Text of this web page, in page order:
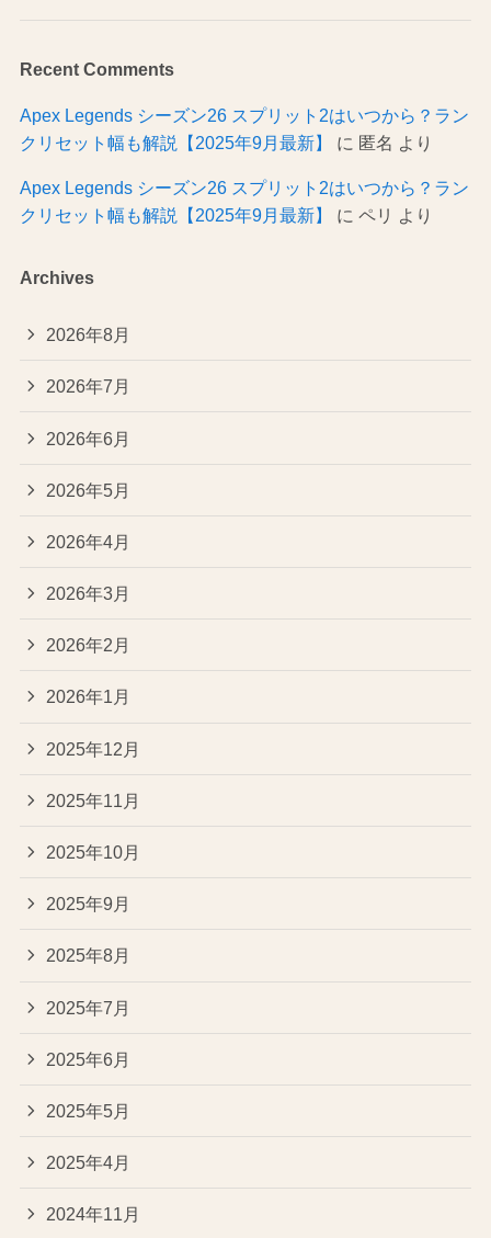
Recent Comments
Apex Legends シーズン26 スプリット2はいつから？ラン
クリセット幅も解説【2025年9月最新】
に 匿名 より
Apex Legends シーズン26 スプリット2はいつから？ラン
クリセット幅も解説【2025年9月最新】
に ペリ より
Archives
2026年8月
2026年7月
2026年6月
2026年5月
2026年4月
2026年3月
2026年2月
2026年1月
2025年12月
2025年11月
2025年10月
2025年9月
2025年8月
2025年7月
2025年6月
2025年5月
2025年4月
2024年11月